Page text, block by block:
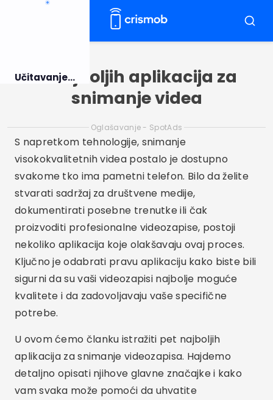
Učitavanje...
Traži
5 najboljih aplikacija za
snimanje videa
Oglašavanje - SpotAds
S napretkom tehnologije, snimanje
visokokvalitetnih videa postalo je dostupno
svakome tko ima pametni telefon. Bilo da želite
stvarati sadržaj za društvene medije,
dokumentirati posebne trenutke ili čak
proizvoditi profesionalne videozapise, postoji
nekoliko aplikacija koje olakšavaju ovaj proces.
Ključno je odabrati pravu aplikaciju kako biste bili
sigurni da su vaši videozapisi najbolje moguće
kvalitete i da zadovoljavaju vaše specifične
potrebe.
U ovom ćemo članku istražiti pet najboljih
aplikacija za snimanje videozapisa. Hajdemo
detaljno opisati njihove glavne značajke i kako
vam svaka može pomoći da uhvatite